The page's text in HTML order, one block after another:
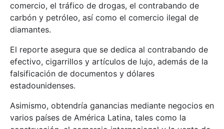
comercio, el tráfico de drogas, el contrabando de
carbón y petróleo, así como el comercio ilegal de
diamantes.
El reporte asegura que se dedica al contrabando de
efectivo, cigarrillos y artículos de lujo, además de la
falsificación de documentos y dólares
estadounidenses.
Asimismo, obtendría ganancias mediante negocios en
varios países de América Latina, tales como la